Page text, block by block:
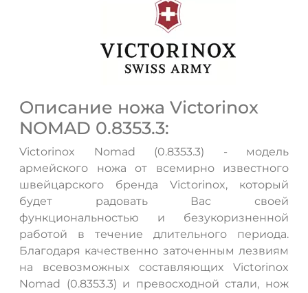
Описание ножа Victorinox
NOMAD 0.8353.3:
Victorinox Nomad (0.8353.3) - модель
армейского ножа от всемирно известного
швейцарского бренда Victorinox, который
будет радовать Вас своей
функциональностью и безукоризненной
работой в течение длительного периода.
Благодаря качественно заточенным лезвиям
на всевозможных составляющих Victorinox
Nomad (0.8353.3) и превосходной стали, нож
ДА НЕТ